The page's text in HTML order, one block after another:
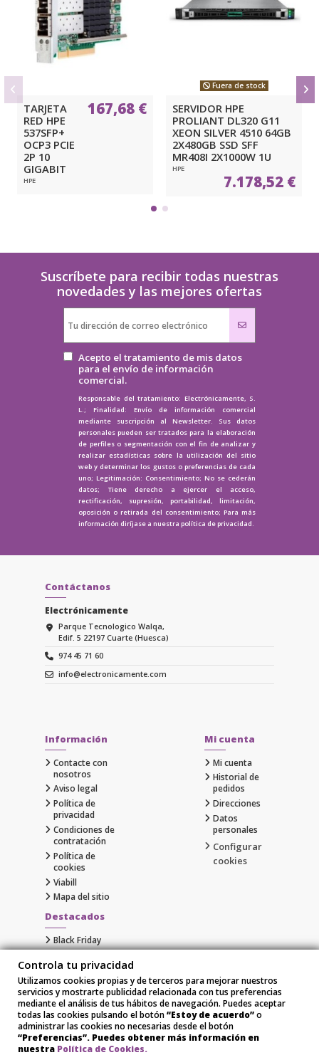
TARJETA
RED HPE
537SFP+
OCP3 PCIE
2P 10
GIGABIT
HPE
167,68 €
Fuera de stock
SERVIDOR HPE
PROLIANT DL320 G11
XEON SILVER 4510 64GB
2X480GB SSD SFF
MR408I 2X1000W 1U
HPE
7.178,52 €
Suscríbete para recibir todas nuestras
novedades y las mejores ofertas
Acepto el tratamiento de mis datos
para el envío de información
comercial.
Responsable del tratamiento: Electrónicamente, S.
L.; Finalidad: Envío de información comercial
mediante suscripción al Newsletter. Sus datos
personales pueden ser tratados para la elaboración
de perfiles o segmentación con el fin de analizar y
realizar estadísticas sobre la utilización del sitio
web y determinar los gustos o preferencias de cada
uno; Legitimación: Consentimiento; No se cederán
datos; Tiene derecho a ejercer el acceso,
rectificación, supresión, portabilidad, limitación,
oposición o retirada del consentimiento; Para más
información diríjase a nuestra política de privacidad.
Contáctanos
Electrónicamente
Parque Tecnologico Walqa,
Edif. 5 22197 Cuarte (Huesca)
974 45 71 60
info@electronicamente.com
Información
Contacte con
nosotros
Aviso legal
Política de
privacidad
Condiciones de
contratación
Política de
cookies
Viabill
Mapa del sitio
Mi cuenta
Mi cuenta
Historial de
pedidos
Direcciones
Datos
personales
Configurar
cookies
Destacados
Black Friday
Gaming
Comprar Apple al Mejor Precio
Samsung
Xiaomi
Controla tu privacidad
Utilizamos cookies propias y de terceros para mejorar nuestros
servicios y mostrarte publicidad relacionada con tus preferencias
mediante el análisis de tus hábitos de navegación. Puedes aceptar
todas las cookies pulsando el botón“Estoy de acuerdo”o
administrar las cookies no necesarias desde el botón
“Preferencias”. Puedes obtener más información en
nuestra Política de Cookies.